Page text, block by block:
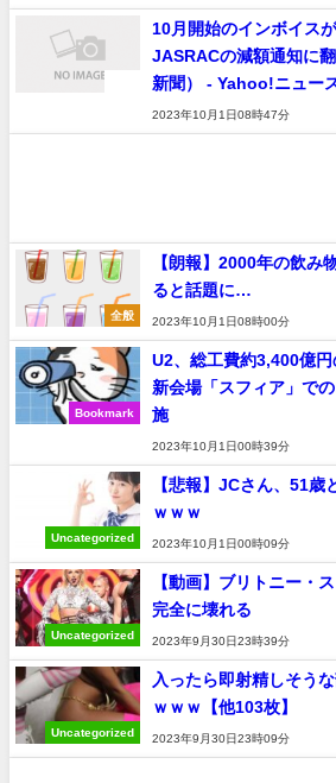
10月開始のインボイス
JASRACの減額通知に
新聞） - Yahoo!ニュー
2023年10月1日08時47分
全般
【朗報】2000年の飲み
ると話題に…
2023年10月1日08時00分
Bookmark
U2、総工費約3,400億
新会場「スフィア」で
施
2023年10月1日00時39分
Uncategorized
【悲報】JCさん、51歳
ｗｗｗ
2023年10月1日00時09分
Uncategorized
【動画】ブリトニー・
完全に壊れる
2023年9月30日23時39分
Uncategorized
入ったら即射精しそう
ｗｗｗ【他103枚】
2023年9月30日23時09分